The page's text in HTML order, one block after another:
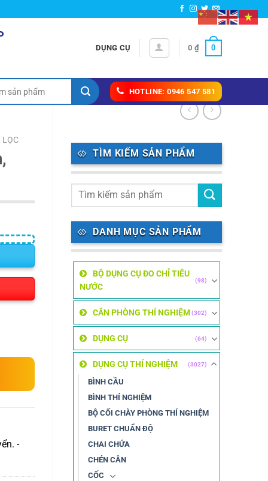
DỤNG CỤ 0 ₫ 0
HOTLINE: 0946 547 581
TÌM KIẾM SẢN PHẨM
DANH MỤC SẢN PHẨM
BỘ DỤNG CỤ ĐO CHỈ TIÊU
NƯỚC
(98)
CÂN PHÒNG THÍ NGHIỆM (302)
DỤNG CỤ (64)
DỤNG CỤ THÍ NGHIỆM (3027)
BÌNH CẦU
BÌNH THÍ NGHIỆM
BỘ CỐI CHÀY PHÒNG THÍ NGHIỆM
BURET CHUẨN ĐỘ
CHAI CHỨA
CHÉN CÂN
CỐC
LỌC
-